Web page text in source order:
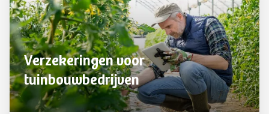
Verzekeringen voor
tuinbouwbedrijven